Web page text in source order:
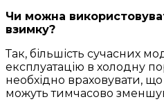
Чи можна
взимку?
Так, більшість сучасних
експлуатацію в холодну
необхідно враховувати,
можуть тимчасово